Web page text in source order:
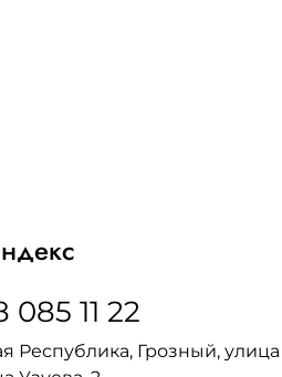
085 11 22
Республика, Грозный,